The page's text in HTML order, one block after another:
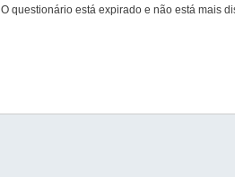
O questionário está expirado e não está mais